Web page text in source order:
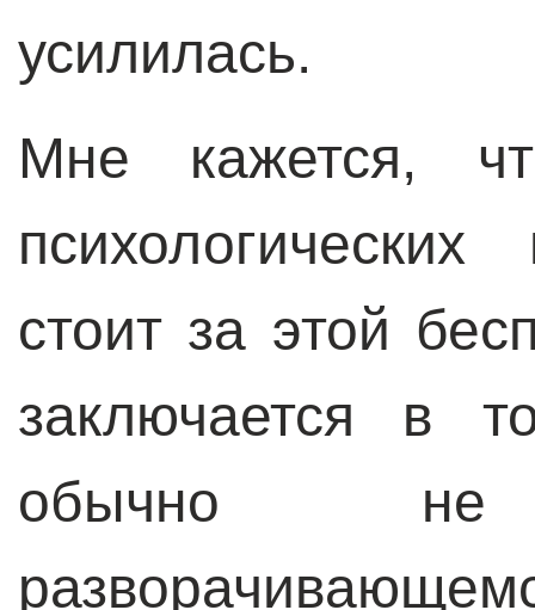
усилилась.
Мне кажется,
стоит за этой
заключается в
обычно